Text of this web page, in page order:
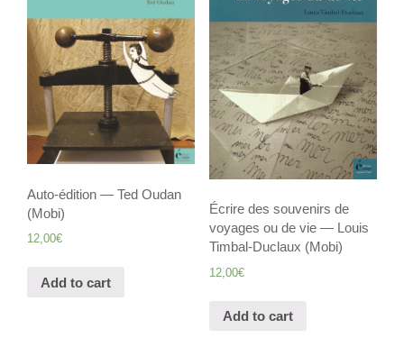
Auto-édition — Ted Oudan
(Mobi)
12,00€
Add to cart
Écrire des souvenirs de
voyages ou de vie — Louis
Timbal-Duclaux (Mobi)
12,00€
Add to cart